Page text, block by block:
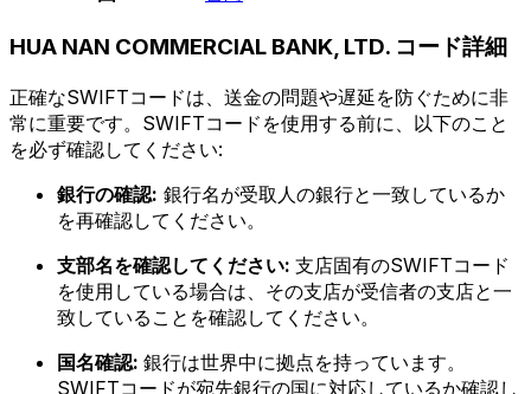
HUA NAN COMMERCIAL BANK, LTD. コード詳細
正確なSWIFTコードは、送金の問題や遅延を防ぐために非
常に重要です。SWIFTコードを使用する前に、以下のこと
を必ず確認してください:
銀行の確認: 銀行名が受取人の銀行と一致しているか
を再確認してください。
支部名を確認してください: 支店固有のSWIFTコード
を使用している場合は、その支店が受信者の支店と一
致していることを確認してください。
国名確認: 銀行は世界中に拠点を持っています。
SWIFTコードが宛先銀行の国に対応しているか確認し